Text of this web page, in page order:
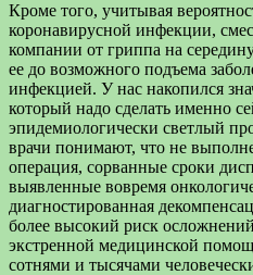
Кроме того, учитывая
коронавирусной инфекции,
компании от гриппа на
ее до возможного подъема
инфекцией. У нас накопился
который надо сделать именно
эпидемиологически светлый
врачи понимают, что не
операция, сорванные сроки
выявленные вовремя
диагностированная
более высокий риск
экстренной медицинской
сотнями и тысячами